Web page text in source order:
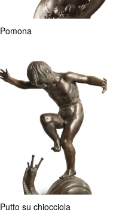
Pomona
Putto su chiocciola